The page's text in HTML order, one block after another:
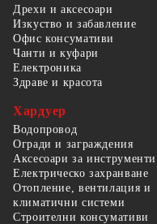
Дрехи и аксесоари
Изкуство и забавление
Офис консумативи
Чанти и куфари
Електроника
Здраве и красота
Хардуер
Водопровод
Огради и заграждения
Аксесоари за инструменти
Електрическо захранване
Отопление, вентилация и
климатични системи
Строителни консумативи